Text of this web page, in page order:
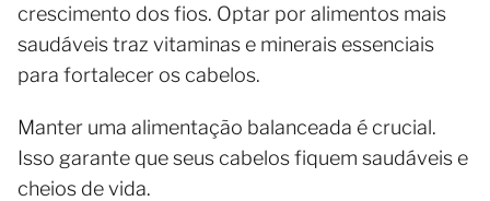
crescimento dos fios. Optar por alimentos mais
saudáveis traz vitaminas e minerais essenciais
para fortalecer os cabelos.
Manter uma alimentação balanceada é crucial.
Isso garante que seus cabelos fiquem saudáveis e
cheios de vida.